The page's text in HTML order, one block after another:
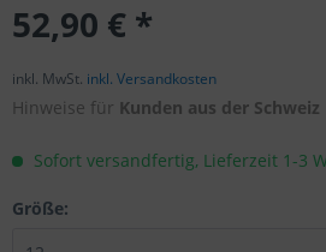
52,90 € *
inkl. MwSt. inkl. Versandkosten
Hinweise für Kunden aus der Schweiz
Sofort versandfertig, Lieferzeit 1-3
Größe: